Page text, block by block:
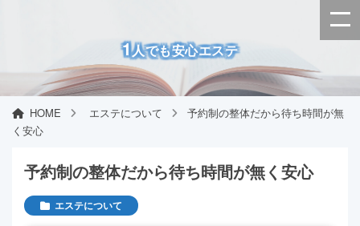
1人でも安心エステ
HOME エステについて
予約制の整体だから待ち時間が無
く安心
予約制の整体だから待ち時間が無く安心
エステについて